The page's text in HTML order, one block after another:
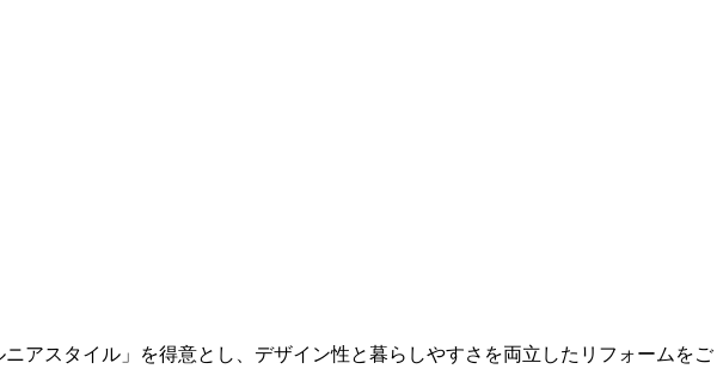
アスタイル」を得意とし、デザイン性と暮らしやすさを両立したリフォームをご